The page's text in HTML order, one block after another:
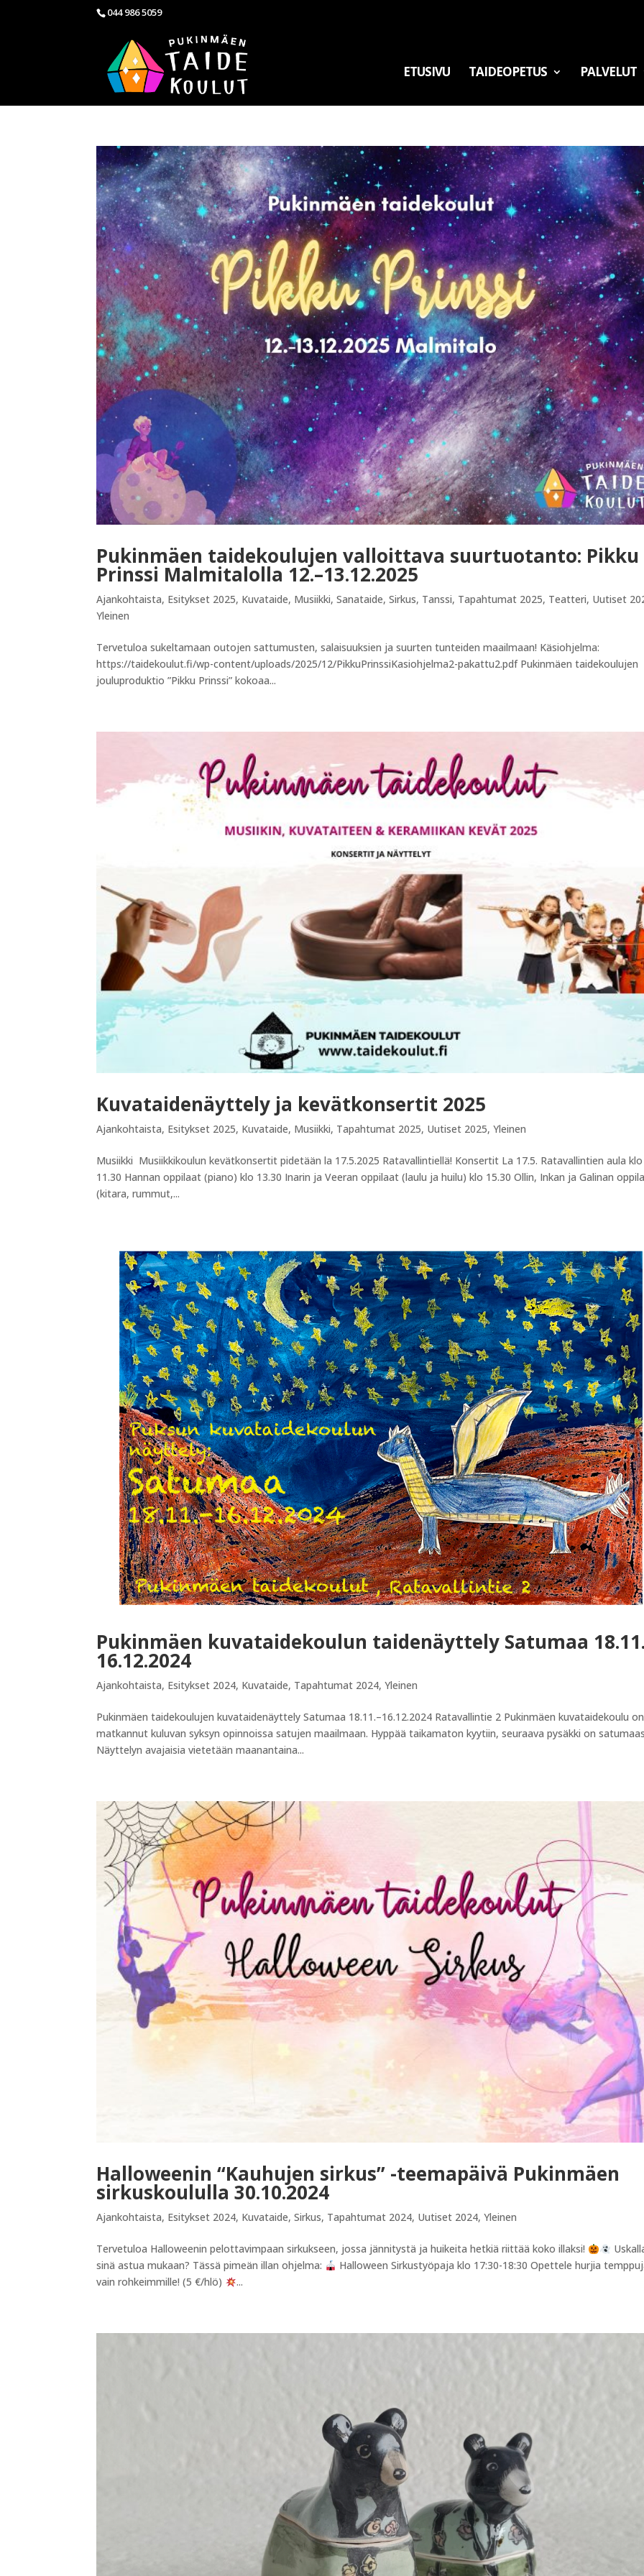
044 986 5059
ETUSIVU TAIDEOPETUS PALVELUT
Pukinmäen taidekoulujen valloittava suurtuotanto: Pikku
Prinssi Malmitalolla 12.–13.12.2025
Ajankohtaista, Esitykset 2025, Kuvataide, Musiikki,Sanataide,Sirkus, Tanssi, Tapahtumat 2025, Teatteri, Uutiset
Yleinen
Tervetuloa sukeltamaan outojen sattumusten, salaisuuksien ja suurten tunteiden maailmaan! Käsiohjelma:
https://taidekoulut.fi/wp-content/uploads/2025/12/PikkuPrinssiKasiohjelma2-pakattu2.pdf Pukinmäen taidekoulujen
jouluproduktio ”Pikku Prinssi” kokoaa...
Kuvataidenäyttely ja kevätkonsertit 2025
Ajankohtaista, Esitykset 2025, Kuvataide, Musiikki, Tapahtumat 2025, Uutiset 2025,Yleinen
Musiikki Musiikkikoulun kevätkonsertit pidetään la 17.5.2025 Ratavallintiellä! Konsertit La 17.5. Ratavallintien aula klo
11.30 Hannan oppilaat (piano) klo 13.30 Inarin ja Veeran oppilaat (laulu ja huilu) klo 15.30 Ollin, Inkan ja Galinan
(kitara, rummut,...
Pukinmäen kuvataidekoulun taidenäyttely Satumaa
16.12.2024
Ajankohtaista, Esitykset 2024, Kuvataide, Tapahtumat 2024,Yleinen
Pukinmäen taidekoulujen kuvataidenäyttely Satumaa 18.11.–16.12.2024 Ratavallintie 2 Pukinmäen kuvataidekoulu on
matkannut kuluvan syksyn opinnoissa satujen maailmaan. Hyppää taikamaton kyytiin, seuraava pysäkki on
Näyttelyn avajaisia vietetään maanantaina...
Halloweenin “Kauhujen sirkus” -teemapäivä Pukinmäen
sirkuskoululla 30.10.2024
Ajankohtaista, Esitykset 2024, Kuvataide,Sirkus, Tapahtumat 2024, Uutiset 2024,Yleinen
Tervetuloa Halloweenin pelottavimpaan sirkukseen, jossa jännitystä ja huikeita hetkiä riittää koko illaksi!
sinä astua mukaan? Tässä pimeän illan ohjelma:
Halloween Sirkustyöpaja klo 17:30-18:30 Opettele hurjia
vain rohkeimmille! (5 €/hlö)
...